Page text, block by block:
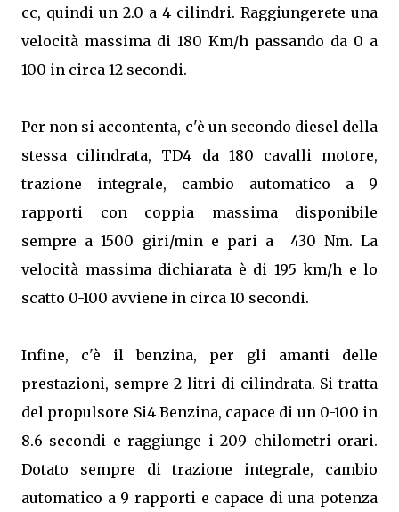
cc, quindi un 2.0 a 4 cilindri. Raggiungerete una
velocità massima di 180 Km/h passando da 0 a
100 in circa 12 secondi.
Per non si accontenta, c'è un secondo diesel della
stessa cilindrata, TD4 da 180 cavalli motore,
trazione integrale, cambio automatico a 9
rapporti
con coppia massima disponibile
sempre a 1500 giri/min e pari a
430 Nm. La
velocità massima dichiarata è di 195 km/h e lo
scatto 0-100 avviene in circa 10 secondi.
Infine, c'è il benzina, per gli amanti delle
prestazioni, sempre 2 litri di cilindrata. Si tratta
del propulsore Si4 Benzina, capace di un 0-100 in
8.6 secondi e raggiunge i 209 chilometri orari.
Dotato sempre di trazione integrale, cambio
automatico a 9 rapporti e capace di una potenza